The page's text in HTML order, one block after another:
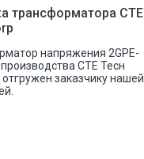
трансформатора СТЕ
напряжения 2GPE-
СТЕ Тесн
заказчику нашей